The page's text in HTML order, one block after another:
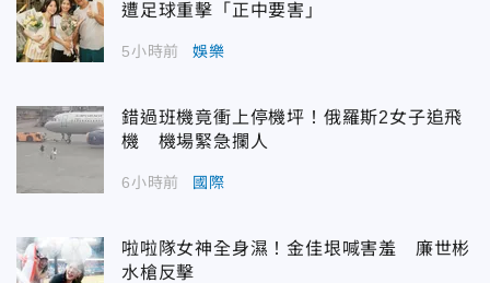
遭足球重擊「正中要害」
5小時前 娛樂
錯過班機竟衝上停機坪！俄羅斯2女子追飛
機 機場緊急攔人
6小時前 國際
啦啦隊女神全身濕！金佳垠喊害羞 廉世彬
水槍反擊